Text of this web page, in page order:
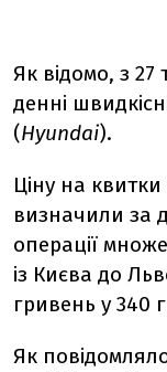
Як відомо, з 27
денні
(Hyundai).
Ціну на
визначили за
операції
із Києва до
гривень у 340
Як